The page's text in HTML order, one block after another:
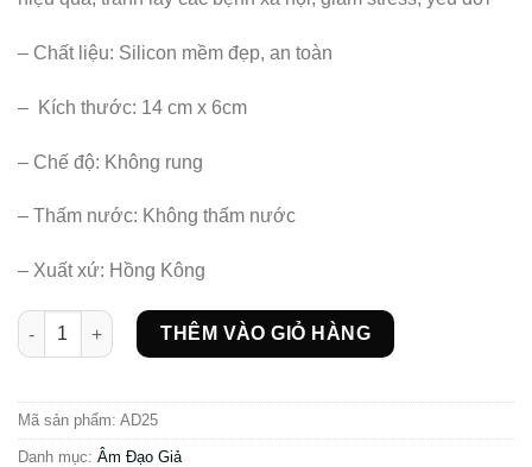
– Chất liệu: Silicon mềm đẹp, an toàn
– Kích thước: 14 cm x 6cm
– Chế độ: Không rung
– Thấm nước: Không thấm nước
– Xuất xứ: Hồng Kông
Âm đạo giả silicon siêu mềm mịn, khít như gái mới lớn số
THÊM VÀO GIỎ HÀNG
Mã sản phẩm: AD25
Danh mục: Âm Đạo Giả